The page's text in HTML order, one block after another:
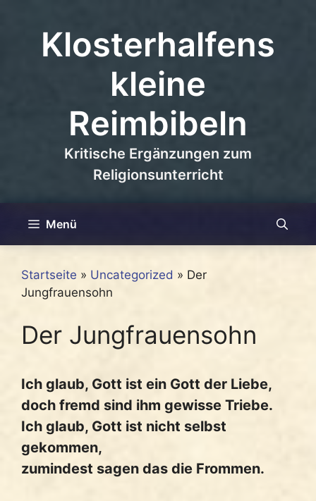
springenKlosterhalfens
kleine
Reimbibeln
Kritische Ergänzungen zum
Religionsunterricht
Menü
Startseite » Uncategorized » Der
Jungfrauensohn
Der Jungfrauensohn
Ich glaub, Gott ist ein Gott der Liebe,
doch fremd sind ihm gewisse Triebe.
Ich glaub, Gott ist nicht selbst
gekommen,
zumindest sagen das die Frommen.